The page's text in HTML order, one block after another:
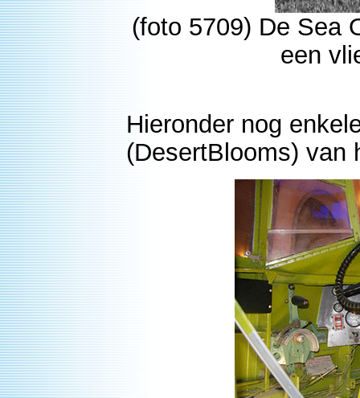
(foto 5709) De Sea
een
Hieronder nog
(DesertBlooms) van